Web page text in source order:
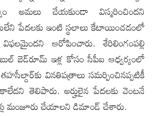
అమలు చేయకుండా విస్మరించిందని
పేదలకు ఇంటి స్థలాలు కేటాయించడంలో
విఫలమైందని ఆరోపించారు. శేరిలింగంపల్లి
బెడ్‌రూమ్ ఇళ్ల కోసం సీపీఐ ఆధ్వర్యంలో
వినతిపత్రాలు సమర్పించినప్పటికీ
తెలిపారు. అర్హులైన పేదలకు వెంటనే
మంజూరు చేయాలని డిమాండ్ చేశారు.